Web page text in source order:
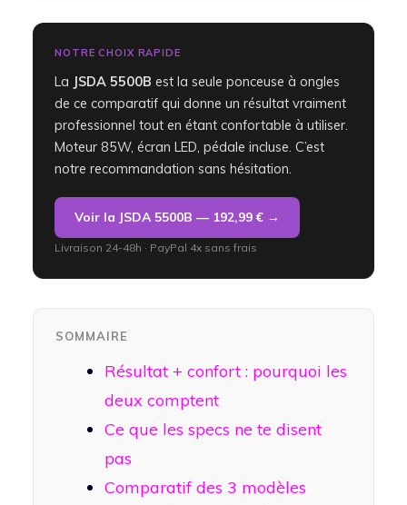
NOTRE CHOIX RAPIDE
La JSDA 5500B est la seule ponceuse à ongles
de ce comparatif qui donne un résultat vraiment
professionnel tout en étant confortable à utiliser.
Moteur 85W, écran LED, pédale incluse. C’est
notre recommandation sans hésitation.
Voir la JSDA 5500B — 192,99 € →
Livraison 24-48h · PayPal 4x sans frais
SOMMAIRE
Résultat + confort : pourquoi les
deux comptent
Ce que les specs ne te disent
pas
Comparatif des 3 modèles